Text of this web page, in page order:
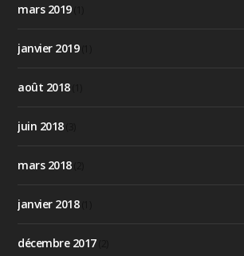
mars 2019(1)
janvier 2019(1)
août 2018(1)
juin 2018(3)
mars 2018(2)
janvier 2018(1)
décembre 2017(2)